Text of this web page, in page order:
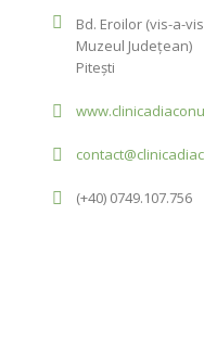
Bd. Eroilor (vis-a-
Muzeul Județean)
Pitești
(+40) 0749.107.756